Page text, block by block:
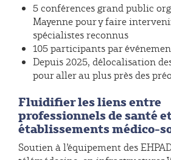
5 conférences grand public
Mayenne pour y faire
spécialistes reconnus
105 participants par
Depuis 2025, délocalisation
pour aller au plus près des
Fluidifier les liens entre
professionnels de santé
établissements médico-
Soutien à l’équipement des